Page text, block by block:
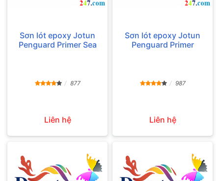
Sơn lót epoxy Jotun
Penguard Primer Sea
877
Liên hệ
Sơn lót epoxy Jotun
Penguard Primer
987
Liên hệ